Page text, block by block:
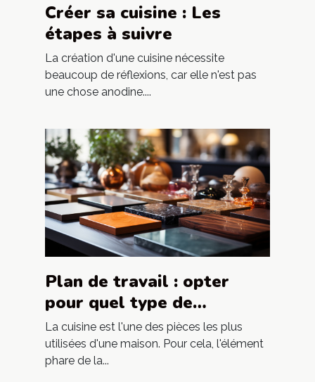
Créer sa cuisine : Les
étapes à suivre
La création d'une cuisine nécessite
beaucoup de réflexions, car elle n'est pas
une chose anodine....
Plan de travail : opter
pour quel type de
matériau ?
La cuisine est l'une des pièces les plus
utilisées d'une maison. Pour cela, l'élément
phare de la...